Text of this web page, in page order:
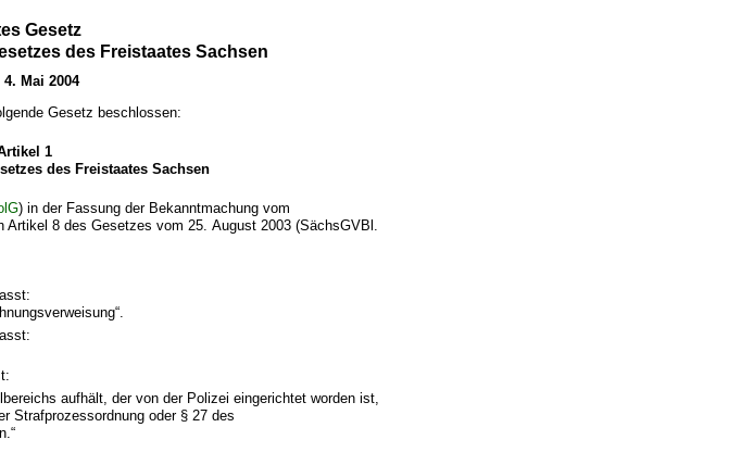
Gesetz
des Freistaates Sachsen
4. Mai 2004
Gesetz beschlossen:
1
des Freistaates Sachsen
) in der Fassung der Bekanntmachung vom
8 des Gesetzes vom 25. August 2003 (SächsGVBl.
aufhält, der von der Polizei eingerichtet worden ist,
Strafprozessordnung oder § 27 des